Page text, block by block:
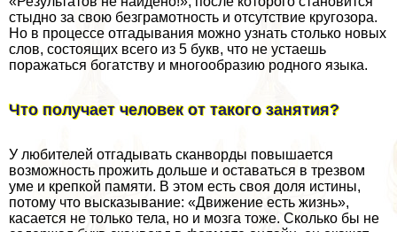
стыдно за свою безграмотность и отсутствие кругозора.
Но в процессе отгадывания можно узнать столько новых
слов, состоящих всего из 5 букв, что не устаешь
поражаться богатству и многообразию родного языка.
Что получает человек от такого занятия?
У любителей отгадывать сканворды повышается
возможность прожить дольше и оставаться в трезвом
уме и крепкой памяти. В этом есть своя доля истины,
потому что высказывание: «Движение есть жизнь»,
касается не только тела, но и мозга тоже. Сколько бы не